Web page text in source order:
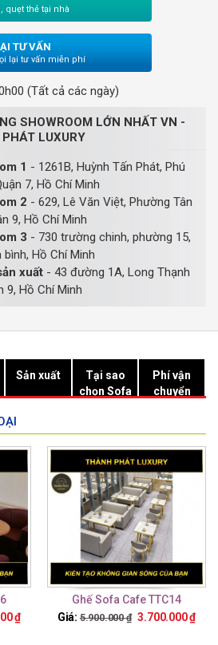
quẹt thẻ tại nhà
TƯ VẤN
lại tư vấn miễn phí
(Tất cả các ngày)
SHOWROOM LỚN NHẤT VN -
LUXURY
1 - 1261B, Huỳnh Tấn Phát, Phú
7, Hồ Chí Minh
2 - 629, Lê Văn Việt, Phường Tân
9, Hồ Chí Minh
3 - 730 trường chinh, phường 15,
bình, Hồ Chí Minh
xuất - 43 đường 1A, Long Thạnh
9, Hồ Chí Minh
Sản xuất
Tại sao
chọn Sofa
Phí vận
chuyển
₫
Ghế Sofa Cafe TTC14
Giá: 5.900.000₫ 3.700.000₫